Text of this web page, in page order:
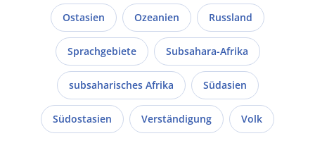
Ostasien Ozeanien Russland
Sprachgebiete Subsahara-Afrika
subsaharisches Afrika Südasien
Südostasien Verständigung Volk